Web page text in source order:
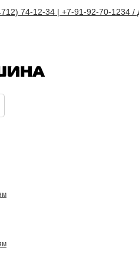
74-12-34 | +7-91-92-70-1234